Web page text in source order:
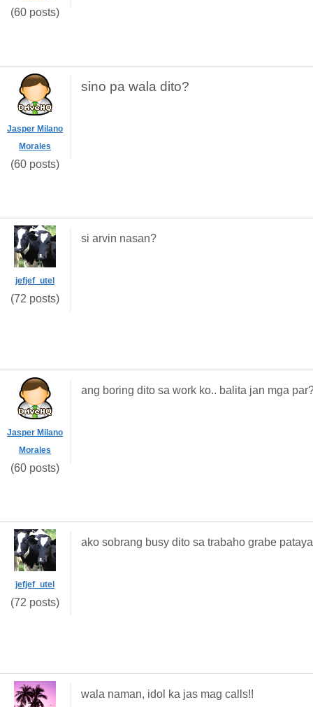
(60 posts)
Jasper Milano
Morales
(60 posts)
sino pa wala dito?
jefjef_utel
(72 posts)
si arvin nasan?
Jasper Milano
Morales
(60 posts)
ang boring dito sa work ko.. balita jan mga
jefjef_utel
(72 posts)
ako sobrang busy dito sa trabaho grabe
wala naman, idol ka jas mag calls!!